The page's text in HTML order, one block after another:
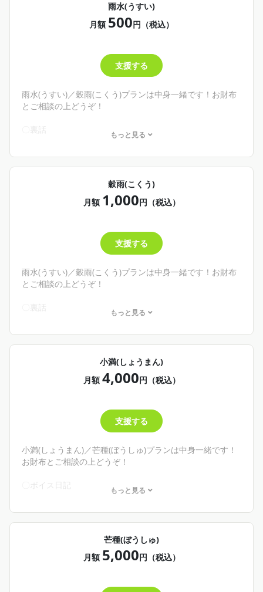
ようこそクリエイティアへ！
とりあえずウカ様を推していたい！そんな君が入っておく
気持ちだけってやつだな！
お財布に余裕があればお気持ちくれると嬉しいよ( ´﹀` )🌸
雨水(うすい)
月額 500円（税込）
支援する
雨水(うすい)／穀雨(こくう)プランは中身一緒です！お財布
とご相談の上どうぞ！
〇裏話
〇手描きカレンダー
・わし、カミノウカノミコを詳しく知りたい！
わしの文章で日記、ブログみたいなものが読めるよ！
とりあえずどんなことしてるのかな、見てみようかな👀っ
て思ってくれたらぜひここへ！
です。お財布と相談して無理なく推してくれ！
もっと見る
穀雨(こくう)
月額 1,000円（税込）
支援する
雨水(うすい)／穀雨(こくう)プランは中身一緒です！お財布
とご相談の上どうぞ！
〇裏話
└作っていたものの裏話など
└月の始め頃に手描きのカレンダーを配布するよ！好きに使
🌾こんな人にオススメ！🌾
・わし、カミノウカノミコを詳しく知りたい！
わしの文章で日記、ブログみたいなものが読めるよ！
とりあえずどんなことしてるのかな、見てみようかな👀っ
500円の雨水プランも、1,000円の穀雨プランも内容は同じ
です。お財布と相談して無理なく推してくれ！
もっと見る
小満(しょうまん)
月額 4,000円（税込）
支援する
小満(しょうまん)／芒種(ぼうしゅ)プランは中身一緒です！
お財布とご相談の上どうぞ！
〇ボイス日記
└不定期更新。文字日記のボイス版！
〇イラスト高画質
もっと見る
芒種(ぼうしゅ)
月額 5,000円（税込）